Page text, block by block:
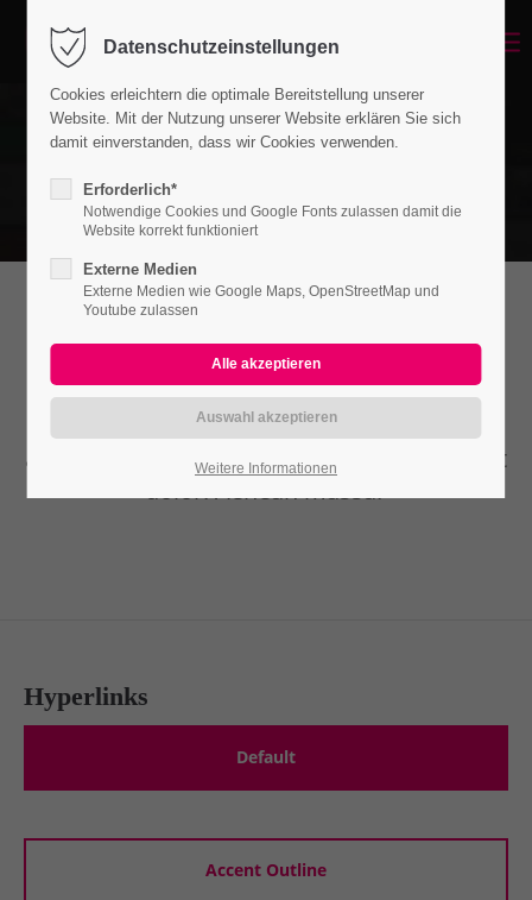
Hyperlinks
Lorem ipsum dolor sit amet, consectetuer
adipiscing elit. Aenean commodo ligula eget
dolor. Aenean massa.
Hyperlinks
Default
Accent Outline
Datenschutzeinstellungen
Cookies erleichtern die optimale Bereitstellung unserer
Website. Mit der Nutzung unserer Website erklären Sie sich
damit einverstanden, dass wir Cookies verwenden.
Erforderlich*
Notwendige Cookies und Google Fonts zulassen damit die
Website korrekt funktioniert
Externe Medien
Externe Medien wie Google Maps, OpenStreetMap und
Youtube zulassen
Weitere Informationen